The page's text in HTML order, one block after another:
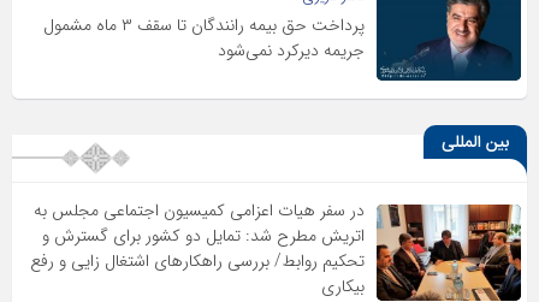
پرداخت حق بیمه رانندگان تا سقف ۳ ماه مشمول
جریمه دیرکرد نمی‌شود
بین المللی
در سفر هیات اعزامی کمیسیون اجتماعی مجلس به
اتریش مطرح شد: تمایل دو کشور برای گسترش و
تحکیم روابط/ بررسی راهکارهای اشتغال زایی و رفع
بیکاری